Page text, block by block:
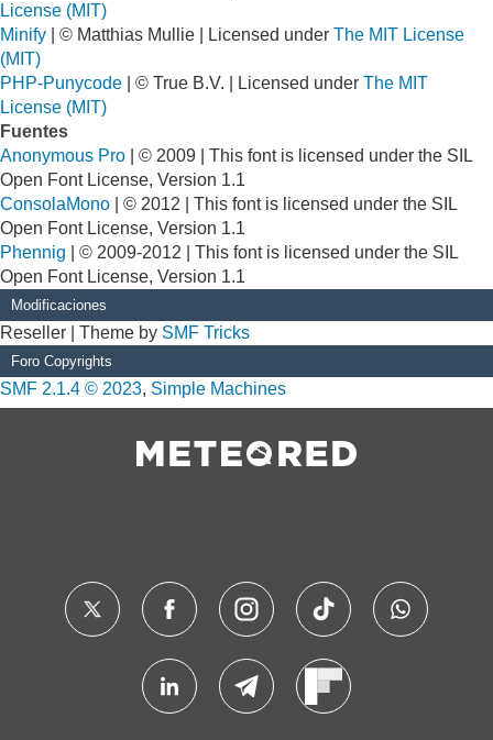
License (MIT)
Minify | © Matthias Mullie | Licensed under The MIT License
(MIT)
PHP-Punycode | © True B.V. | Licensed under The MIT
License (MIT)
Fuentes
Anonymous Pro | © 2009 | This font is licensed under the SIL
Open Font License, Version 1.1
ConsolaMono | © 2012 | This font is licensed under the SIL
Open Font License, Version 1.1
Phennig | © 2009-2012 | This font is licensed under the SIL
Open Font License, Version 1.1
Modificaciones
Reseller | Theme by SMF Tricks
Foro Copyrights
SMF 2.1.4 © 2023, Simple Machines